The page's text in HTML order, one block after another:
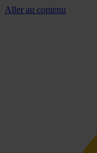
Aller au contenu